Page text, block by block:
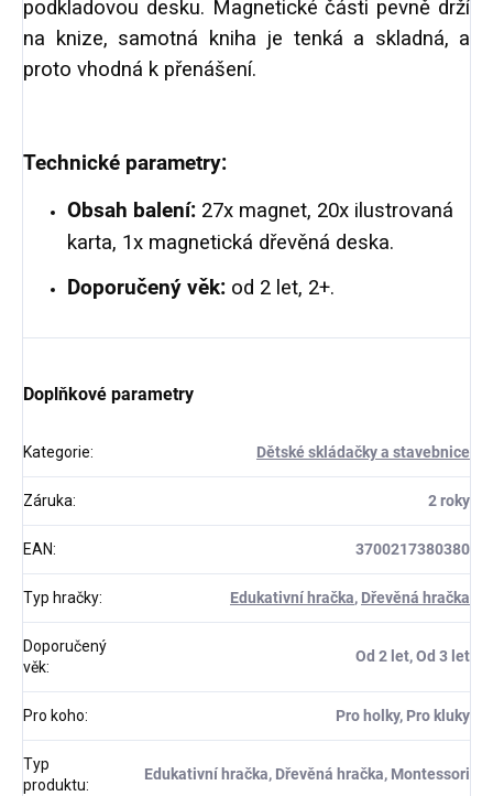
podkladovou desku. Magnetické části pevně drží
na knize, samotná kniha je tenká a skladná, a
proto vhodná k přenášení.
Technické parametry:
Obsah balení: 27x magnet, 20x ilustrovaná
karta, 1x magnetická dřevěná deska.
Doporučený věk: od 2 let, 2+.
Doplňkové parametry
Kategorie: Dětské skládačky a stavebnice
Záruka: 2 roky
EAN: 3700217380380
Typ hračky: Edukativní hračka, Dřevěná hračka
Doporučený
věk:
Od 2 let, Od 3 let
Pro koho: Pro holky, Pro kluky
Typ
produktu:
Edukativní hračka, Dřevěná hračka, Montessori